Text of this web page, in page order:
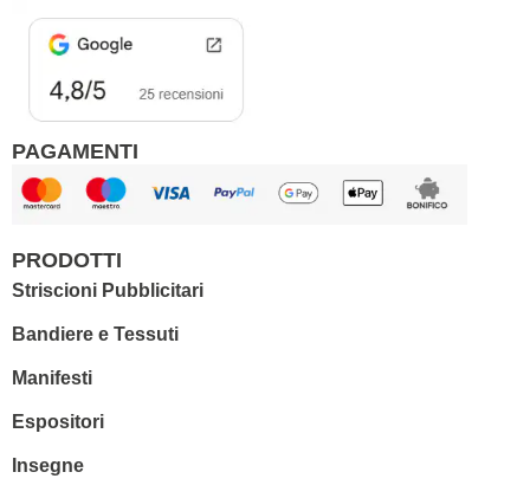
PAGAMENTI
PRODOTTI
Striscioni Pubblicitari
Bandiere e Tessuti
Manifesti
Espositori
Insegne